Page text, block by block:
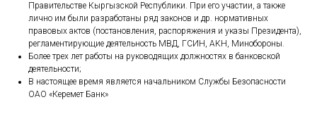
Правительстве Кыргызской Республики. При его участии, а также
лично им были разработаны ряд законов и др. нормативных
правовых актов (постановления, распоряжения и указы Президента),
регламентирующие деятельность МВД, ГСИН, АКН, Минобороны.
Более трех лет работы на руководящих должностях в банковской
деятельности;
В настоящее время является начальником Службы Безопасности
ОАО «Керемет Банк»